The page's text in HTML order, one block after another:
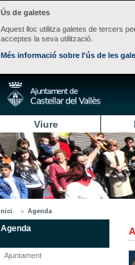
Ús de galetes
Aquest lloc utilitza galetes de tercers
acceptes la seva utilització.
Més informació sobre l'ús de les
Viure
Inici Agenda
Agenda
Ajuntament